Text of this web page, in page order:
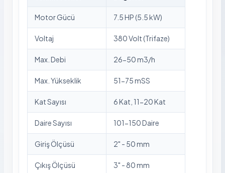
Motor Gücü 7.5 HP (5.5 kW)
Voltaj 380 Volt (Trifaze)
Max. Debi 26-50 m3/h
Max. Yükseklik 51-75 mSS
Kat Sayısı 6 Kat, 11-20 Kat
Daire Sayısı 101-150 Daire
Giriş Ölçüsü 2" - 50 mm
Çıkış Ölçüsü 3" - 80 mm